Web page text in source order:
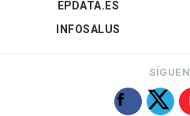
EPDATA.ES
INFOSALUS